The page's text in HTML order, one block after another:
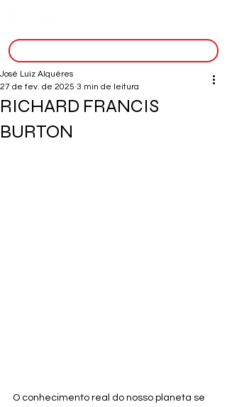
RICHARD FRANCIS
BURTON
José Luiz Alquéres
27 de fev. de 2025 3 min de leitura
O conhecimento real do nosso planeta se